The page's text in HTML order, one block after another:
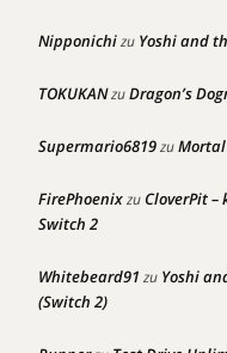
Nipponichizu Yoshi and
TOKUKANzuDragon’s
Supermario6819zuMortal
FirePhoenixzuCloverPit –
Switch 2
Whitebeard91 zu Yoshi
(Switch 2)